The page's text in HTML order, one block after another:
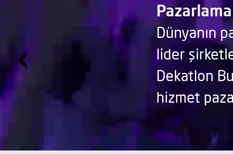
Dünyanın
lider
Dekatlon
hizmet